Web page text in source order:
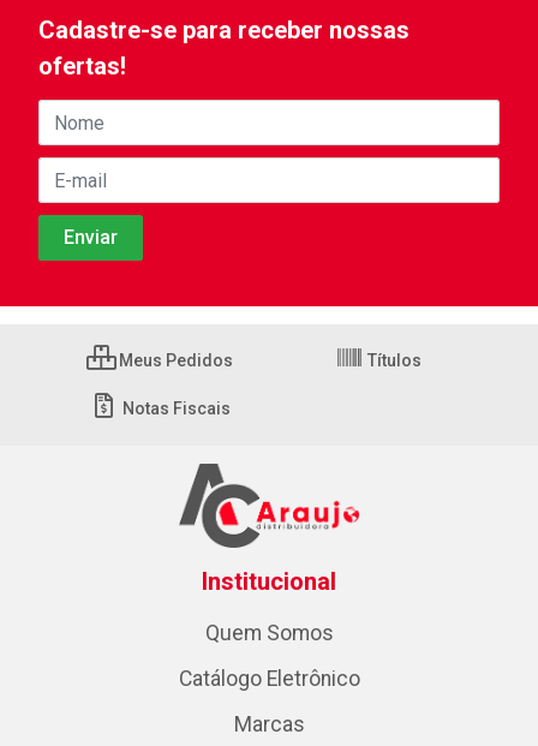
Cadastre-se para receber nossas
ofertas!
Meus Pedidos Títulos
Notas Fiscais
Institucional
Quem Somos
Catálogo Eletrônico
Marcas